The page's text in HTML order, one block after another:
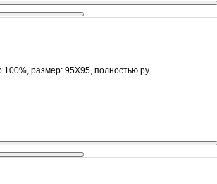
100%, размер: 95Х95, полностью ру..